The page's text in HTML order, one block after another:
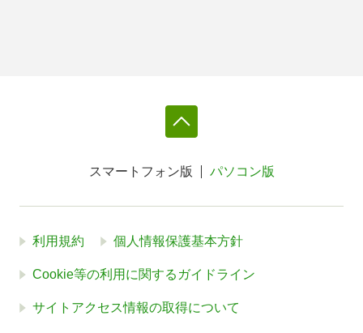
スマートフォン版 パソコン版
利用規約 個人情報保護基本方針
Cookie等の利用に関するガイドライン
サイトアクセス情報の取得について